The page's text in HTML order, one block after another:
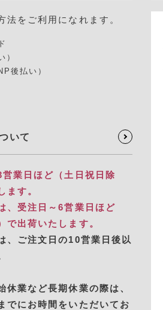
法をご利用になれます。
）
後払い）
いて
業日ほど（土日祝日除
ます。
、受注日～6営業日ほど
で出荷いたします。
、​ご注文日の10営業日後以
業など長期休業の際は、
でにお時間をいただいてお